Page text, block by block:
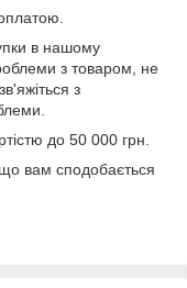
в нашому
з товаром, не
з
до 50 000 грн.
вам сподобається